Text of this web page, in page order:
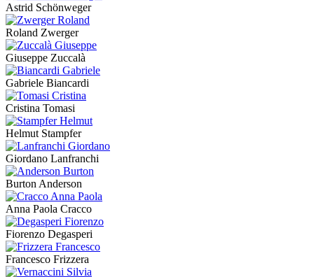
Astrid Schönweger
Roland Zwerger
Giuseppe Zuccalà
Gabriele Biancardi
Cristina Tomasi
Helmut Stampfer
Giordano Lanfranchi
Burton Anderson
Anna Paola Cracco
Fiorenzo Degasperi
Francesco Frizzera